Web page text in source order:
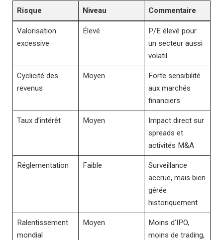
Risque Niveau Commentaire
Valorisation
excessive
Élevé
P/E élevé pour
un secteur aussi
volatil
Cyclicité des
revenus
Moyen
Forte sensibilité
aux marchés
financiers
Taux d’intérêt Moyen
Impact direct sur
spreads et
activités M&A
Réglementation Faible
Surveillance
accrue, mais bien
gérée
historiquement
Ralentissement
mondial
Moyen
Moins d’IPO,
moins de trading,